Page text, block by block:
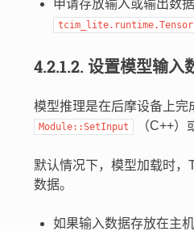
申请存放输入或输出数
4.2.1.2. 设置模型输入
模型推理是在后摩设备上完
Module::SetInput （C++）
默认情况下，模型加载时
数据。
如果输入数据存放在主